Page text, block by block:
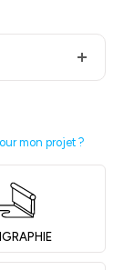
mon projet ?